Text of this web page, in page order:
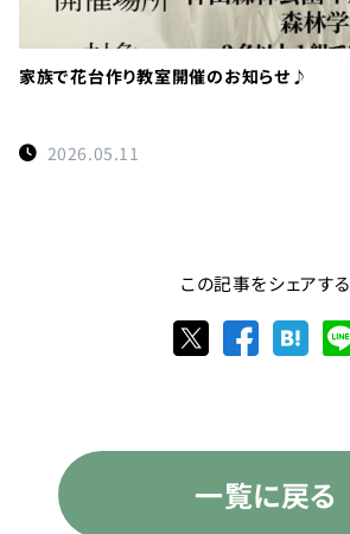
家族で花台作り教室開催のお知らせ♪
2026.05.11
この記事をシェアする
一覧に戻る